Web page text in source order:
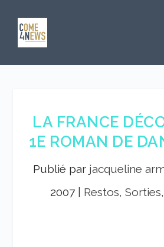
LA FRANCE
1E ROMAN DE
Publié par jacqueline
2007
Restos,